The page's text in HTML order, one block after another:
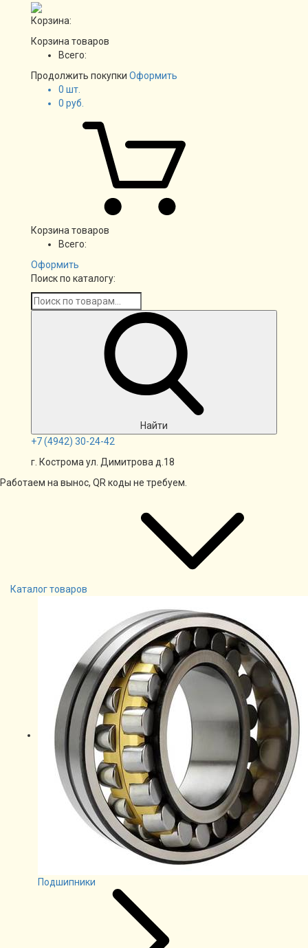
Корзина:
Корзина товаров
Всего:
Продолжить покупки Оформить
0 шт.
0 руб.
Корзина товаров
Всего:
Оформить
Поиск по каталогу:
Найти
+7(4942) 30-24-42
г. Кострома ул. Димитрова д.18
Работаем на вынос, QR коды не требуем.
Каталог товаров
Подшипники